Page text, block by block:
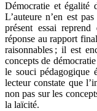
Démocratie et égalité
L’auteure n’en est
présent essai
réponse au rapport
raisonnables ; il est
concepts de
le souci pédagogique
lecteur constate que
non pas sur les
la laïcité.